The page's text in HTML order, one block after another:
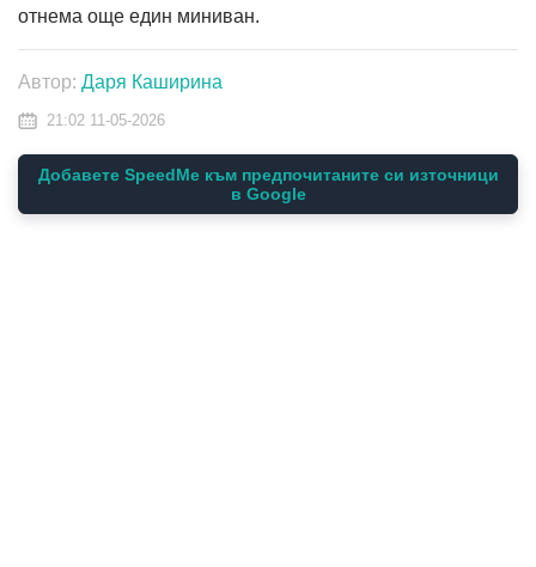
отнема още един миниван.
Автор: Даря Каширина
21:02 11-05-2026
Добавете SpeedMe към предпочитаните си източници
в Google